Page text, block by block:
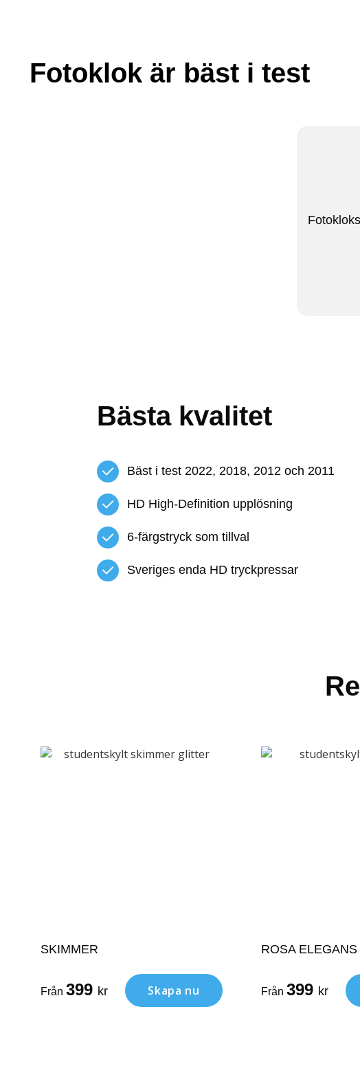
Fotoklok är bäst i test
Bästa kvalitet
Bäst i test 2022, 2018, 2012 och 2011
HD High-Definition upplösning
6-färgstryck som tillval
Sveriges enda HD tryckpressar
SKIMMER
Från 399 kr Skapa nu
ROSA ELEGANS
Från 399 kr